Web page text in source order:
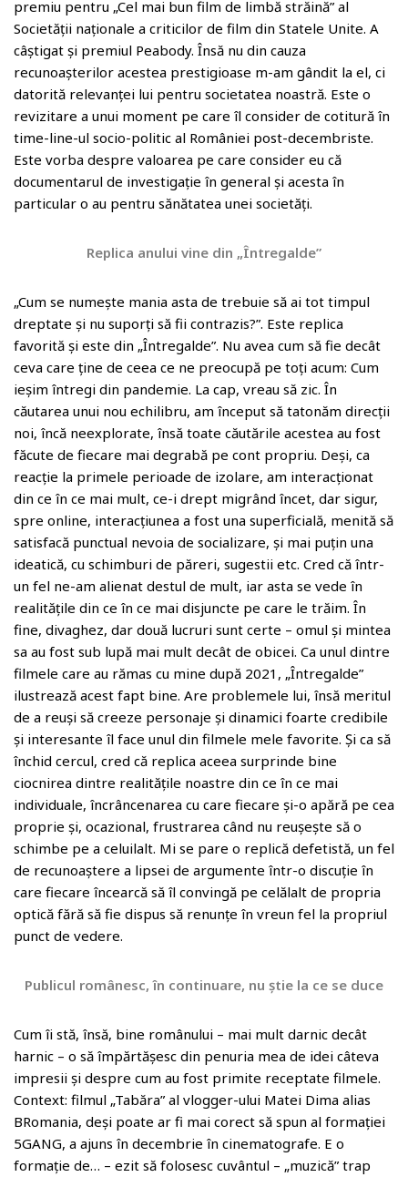
premiu pentru „Cel mai bun film de limbă străină” al
Societății naționale a criticilor de film din Statele Unite. A
câștigat și premiul Peabody. Însă nu din cauza
recunoașterilor acestea prestigioase m-am gândit la el, ci
datorită relevanței lui pentru societatea noastră. Este o
revizitare a unui moment pe care îl consider de cotitură în
time-line-ul socio-politic al României post-decembriste.
Este vorba despre valoarea pe care consider eu că
documentarul de investigație în general și acesta în
particular o au pentru sănătatea unei societăți.
Replica anului vine din „Întregalde”
„Cum se numește mania asta de trebuie să ai tot timpul
dreptate și nu suporți să fii contrazis?”. Este replica
favorită și este din „Întregalde”. Nu avea cum să fie decât
ceva care ține de ceea ce ne preocupă pe toți acum: Cum
ieșim întregi din pandemie. La cap, vreau să zic. În
căutarea unui nou echilibru, am început să tatonăm direcții
noi, încă neexplorate, însă toate căutările acestea au fost
făcute de fiecare mai degrabă pe cont propriu. Deși, ca
reacție la primele perioade de izolare, am interacționat
din ce în ce mai mult, ce-i drept migrând încet, dar sigur,
spre online, interacțiunea a fost una superficială, menită să
satisfacă punctual nevoia de socializare, și mai puțin una
ideatică, cu schimburi de păreri, sugestii etc. Cred că într-
un fel ne-am alienat destul de mult, iar asta se vede în
realitățile din ce în ce mai disjuncte pe care le trăim. În
fine, divaghez, dar două lucruri sunt certe – omul și mintea
sa au fost sub lupă mai mult decât de obicei. Ca unul dintre
filmele care au rămas cu mine după 2021, „Întregalde”
ilustrează acest fapt bine. Are problemele lui, însă meritul
de a reuși să creeze personaje și dinamici foarte credibile
și interesante îl face unul din filmele mele favorite. Și ca să
închid cercul, cred că replica aceea surprinde bine
ciocnirea dintre realitățile noastre din ce în ce mai
individuale, încrâncenarea cu care fiecare și-o apără pe cea
proprie și, ocazional, frustrarea când nu reușește să o
schimbe pe a celuilalt. Mi se pare o replică defetistă, un fel
de recunoaștere a lipsei de argumente într-o discuție în
care fiecare încearcă să îl convingă pe celălalt de propria
optică fără să fie dispus să renunțe în vreun fel la propriul
punct de vedere.
Publicul românesc, în continuare, nu știe la ce se duce
Cum îi stă, însă, bine românului – mai mult darnic decât
harnic – o să împărtășesc din penuria mea de idei câteva
impresii și despre cum au fost primite receptate filmele.
Context: filmul „Tabăra” al vlogger-ului Matei Dima alias
BRomania, deși poate ar fi mai corect să spun al formației
5GANG, a ajuns în decembrie în cinematografe. E o
formație de… – ezit să folosesc cuvântul – „muzică” trap